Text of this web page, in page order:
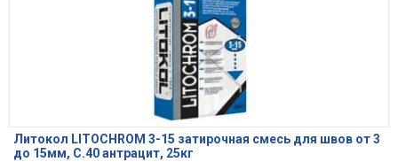
Литокол LITOCHROM 3-15 затирочная смесь для швов от 3
до 15мм, C.40 антрацит, 25кг